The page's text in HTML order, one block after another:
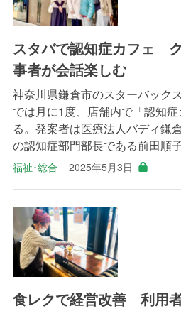
スタバで認知症カフェ
事者が会話楽しむ
神奈川県鎌倉市のスターバック
では月に1度、店舗内で「認知
る。発案者は医療法人バディ鎌
の認知症部門部長である前田順
福祉･総合 2025年5月3日
食レクで経営改善 利用